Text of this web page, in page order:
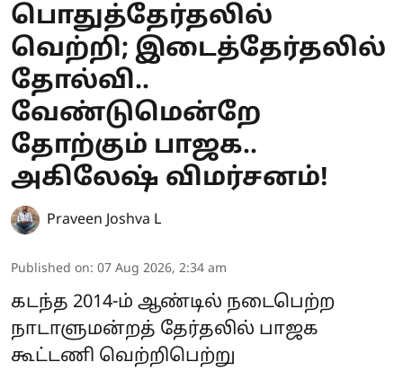
பொதுத்தேர்தலில்
வெற்றி; இடைத்தேர்தலில்
தோல்வி..
வேண்டுமென்றே
தோற்கும் பாஜக..
அகிலேஷ் விமர்சனம்!
Praveen Joshva L
Published on: 07 Aug 2026, 2:34 am
கடந்த 2014-ம் ஆண்டில் நடைபெற்ற
நாடாளுமன்றத் தேர்தலில் பாஜக
கூட்டணி வெற்றிபெற்று